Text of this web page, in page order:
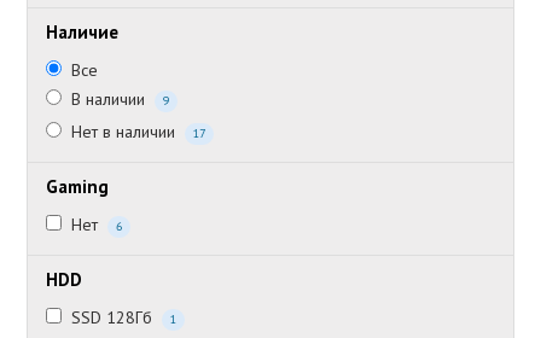
Наличие
Все
В наличии
9
Нет в наличии 17
Gaming
Нет 6
HDD
SSD 128Гб 1